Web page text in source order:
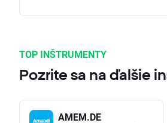
TOP INŠTRUMENTY
Pozrite sa na ďalšie
AMEM.DE